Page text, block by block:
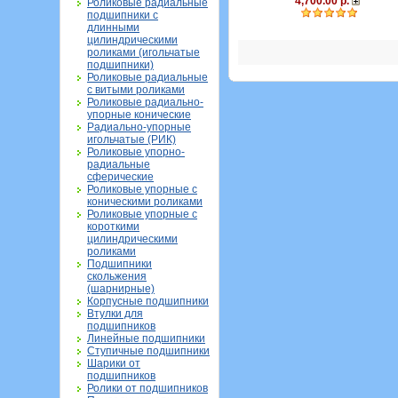
Роликовые радиальные
подшипники с
длинными
цилиндрическими
роликами (игольчатые
подшипники)
Роликовые радиальные
с витыми роликами
Роликовые радиально-
упорные конические
Радиально-упорные
игольчатые (РИК)
Роликовые упорно-
радиальные
сферические
Роликовые упорные с
коническими роликами
Роликовые упорные с
короткими
цилиндрическими
роликами
Подшипники
скольжения
(шарнирные)
Корпусные подшипники
Втулки для
подшипников
Линейные подшипники
Ступичные подшипники
Шарики от
подшипников
Ролики от подшипников